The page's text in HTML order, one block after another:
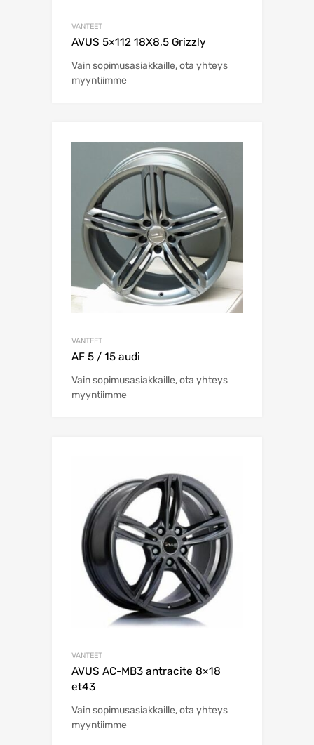
VANTEET
AVUS 5×112 18X8,5 Grizzly
Vain sopimusasiakkaille, ota yhteys
myyntiimme
VANTEET
AF 5 / 15 audi
Vain sopimusasiakkaille, ota yhteys
myyntiimme
VANTEET
AVUS AC-MB3 antracite 8×18
et43
Vain sopimusasiakkaille, ota yhteys
myyntiimme